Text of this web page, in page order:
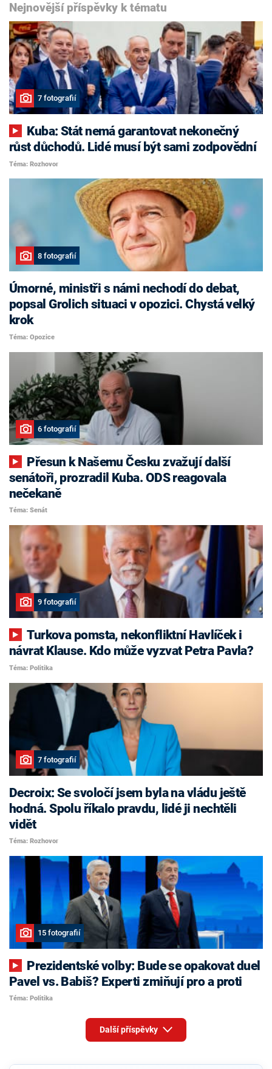
Nejnovější příspěvky k tématu
7 fotografií
růst důchodů. Lidé musí být sami zodpovědní
Téma: Rozhovor
8 fotografií
Úmorné, ministři s námi nechodí do debat,
popsal Grolich situaci v opozici. Chystá velký
krok
Téma: Opozice
6 fotografií
senátoři, prozradil Kuba. ODS reagovala
nečekaně
Téma: Senát
9 fotografií
Turkova pomsta, nekonfliktní Havlíček i
návrat Klause. Kdo může vyzvat Petra Pavla?
Téma: Politika
7 fotografií
Decroix: Se svoločí jsem byla na vládu ještě
hodná. Spolu říkalo pravdu, lidé ji nechtěli
vidět
Téma: Rozhovor
15 fotografií
Pavel vs. Babiš? Experti zmiňují pro a proti
Téma: Politika
Další příspěvky